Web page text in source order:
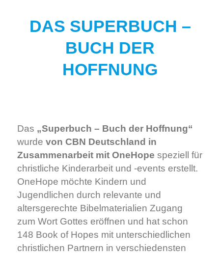
DAS SUPERBUCH –
BUCH DER
HOFFNUNG
Das „Superbuch – Buch der Hoffnung“
wurde von CBN Deutschland in
Zusammenarbeit mit OneHope speziell für
christliche Kinderarbeit und -events erstellt.
OneHope möchte Kindern und
Jugendlichen durch relevante und
altersgerechte Bibelmaterialien Zugang
zum Wort Gottes eröffnen und hat schon
148 Book of Hopes mit unterschiedlichen
christlichen Partnern in verschiedensten